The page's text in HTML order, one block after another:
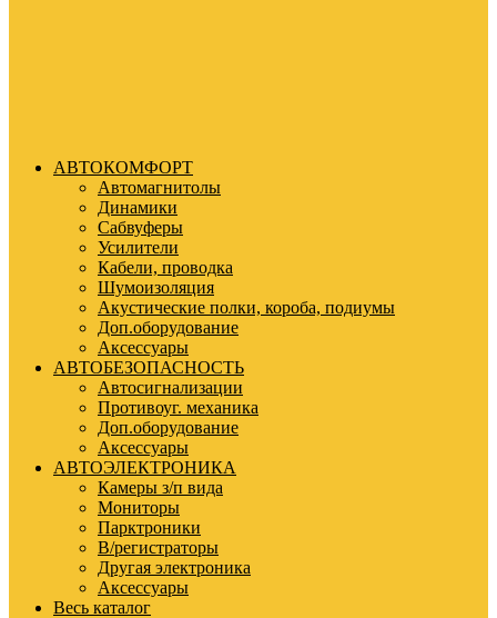
АВТОКОМФОРТ
Автомагнитолы
Динамики
Сабвуферы
Усилители
Кабели, проводка
Шумоизоляция
Акустические полки, короба, подиумы
Доп.оборудование
Аксессуары
АВТОБЕЗОПАСНОСТЬ
Автосигнализации
Противоуг. механика
Доп.оборудование
Аксессуары
АВТОЭЛЕКТРОНИКА
Камеры з/п вида
Мониторы
Парктроники
В/регистраторы
Другая электроника
Аксессуары
Весь каталог